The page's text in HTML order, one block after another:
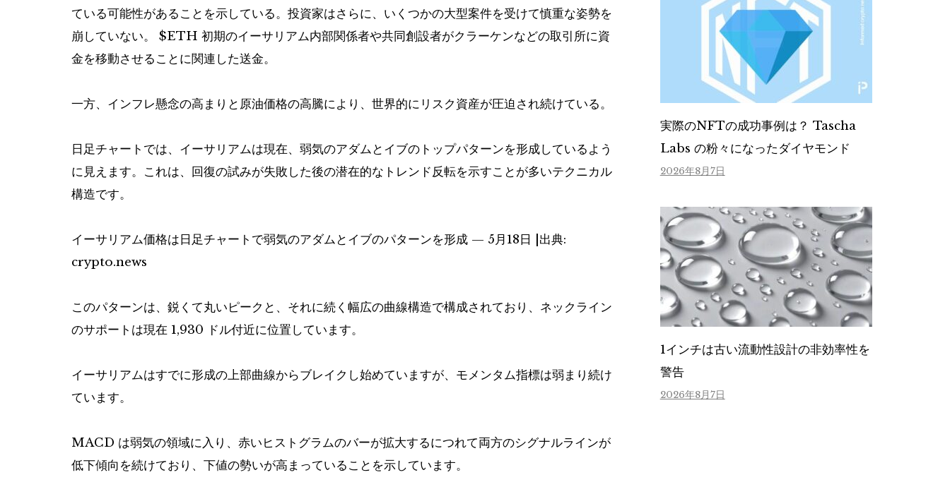
ている可能性があることを示している。投資家はさらに、いくつかの大型案件を受けて慎重な姿勢を
崩していない。 $ETH 初期のイーサリアム内部関係者や共同創設者がクラーケンなどの取引所に資
金を移動させることに関連した送金。
一方、インフレ懸念の高まりと原油価格の高騰により、世界的にリスク資産が圧迫され続けている。
日足チャートでは、イーサリアムは現在、弱気のアダムとイブのトップパターンを形成しているよう
に見えます。これは、回復の試みが失敗した後の潜在的なトレンド反転を示すことが多いテクニカル
構造です。
イーサリアム価格は日足チャートで弱気のアダムとイブのパターンを形成 — 5月18日 |出典:
crypto.news
このパターンは、鋭くて丸いピークと、それに続く幅広の曲線構造で構成されており、ネックライン
のサポートは現在 1,930 ドル付近に位置しています。
イーサリアムはすでに形成の上部曲線からブレイクし始めていますが、モメンタム指標は弱まり続け
ています。
MACD は弱気の領域に入り、赤いヒストグラムのバーが拡大するにつれて両方のシグナルラインが
低下傾向を続けており、下値の勢いが高まっていることを示しています。
実際のNFTの成功事例は？ Tascha
Labs の粉々になったダイヤモンド
2026年8月7日
1インチは古い流動性設計の非効率性を
警告
2026年8月7日